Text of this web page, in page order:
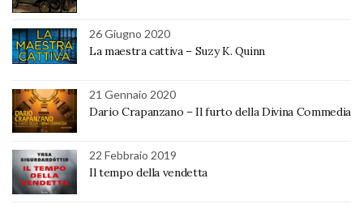
26 Giugno 2020
La maestra cattiva – Suzy K. Quinn
21 Gennaio 2020
Dario Crapanzano – Il furto della Divina Commedia
22 Febbraio 2019
Il tempo della vendetta